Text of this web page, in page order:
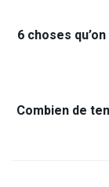
6 choses
Combien de